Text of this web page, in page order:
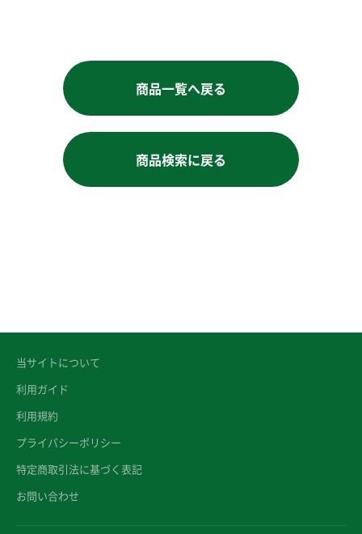
商品一覧へ戻る
商品検索に戻る
当サイトについて
利用ガイド
利用規約
プライバシーポリシー
特定商取引法に基づく表記
お問い合わせ